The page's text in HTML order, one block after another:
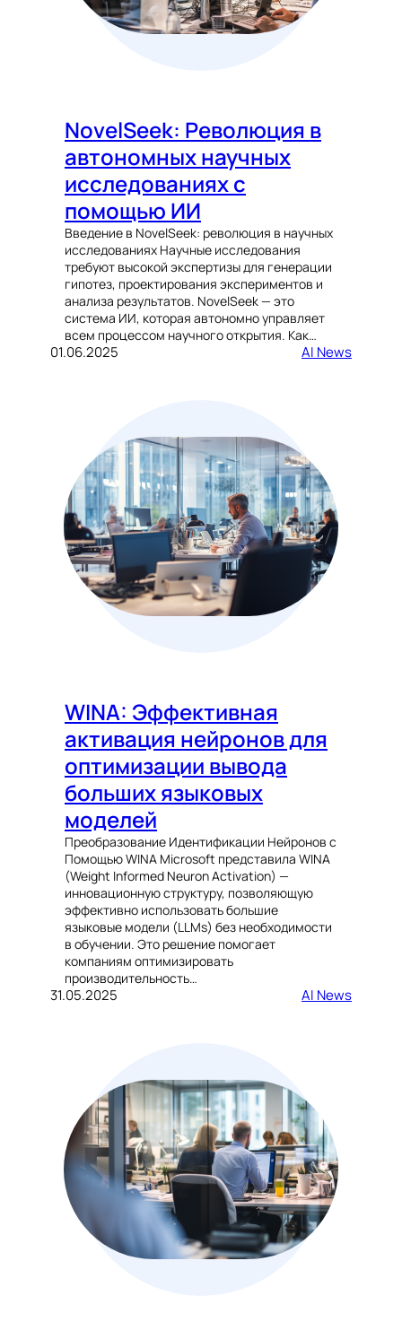
NovelSeek: Революция в
автономных научных
исследованиях с
помощью ИИ
Введение в NovelSeek: революция в научных
исследованиях Научные исследования
требуют высокой экспертизы для генерации
гипотез, проектирования экспериментов и
анализа результатов. NovelSeek — это
система ИИ, которая автономно управляет
всем процессом научного открытия. Как…
01.06.2025 AI News
WINA: Эффективная
активация нейронов для
оптимизации вывода
больших языковых
моделей
Преобразование Идентификации Нейронов с
Помощью WINA Microsoft представила WINA
(Weight Informed Neuron Activation) —
инновационную структуру, позволяющую
эффективно использовать большие
языковые модели (LLMs) без необходимости
в обучении. Это решение помогает
компаниям оптимизировать
производительность…
31.05.2025 AI News